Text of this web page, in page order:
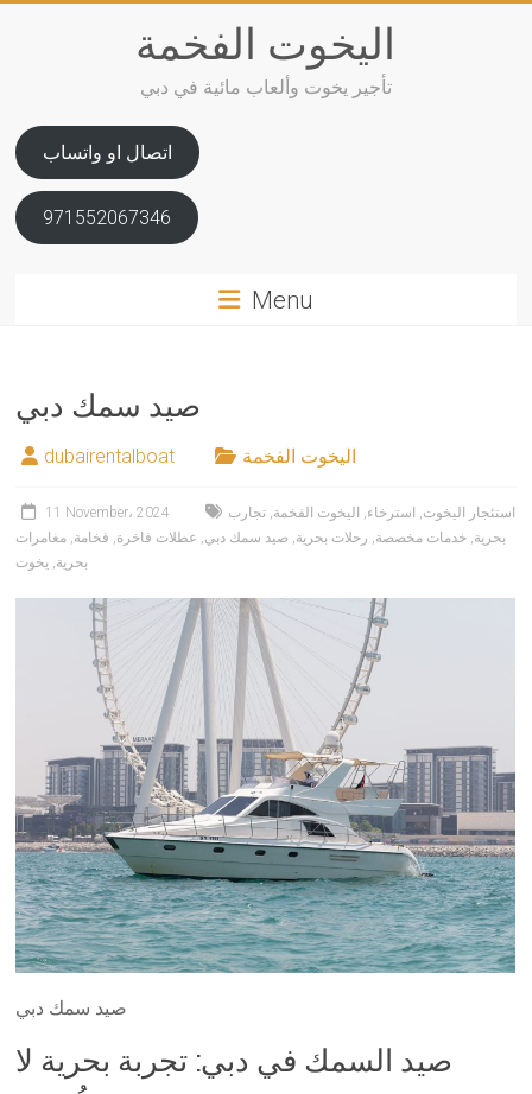
اليخوت الفخمة
تأجير يخوت وألعاب مائية في دبي
اتصال او واتساب
971552067346
Menu
صيد سمك دبي
dubairentalboat اليخوت الفخمة
11 November، 2024 استئجار اليخوت, استرخاء, اليخوت الفخمة, تجارب
بحرية, خدمات مخصصة, رحلات بحرية, صيد سمك دبي, عطلات فاخرة, فخامة, مغامرات
بحرية, يخوت
صيد سمك دبي
صيد السمك في دبي: تجربة بحرية لا